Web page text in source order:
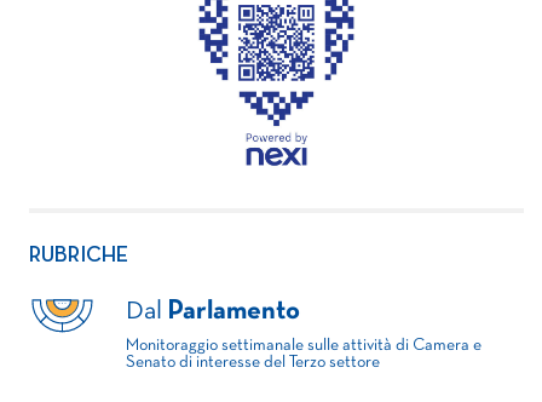
RUBRICHE
Dal Parlamento
Monitoraggio settimanale sulle attività di Camera e
Senato di interesse del Terzo settore